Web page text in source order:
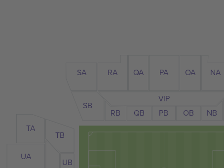
SB
QB PB OB
RB NB
QA PA OA
RA NA
SA
TB
UB
TA
UA
VIP